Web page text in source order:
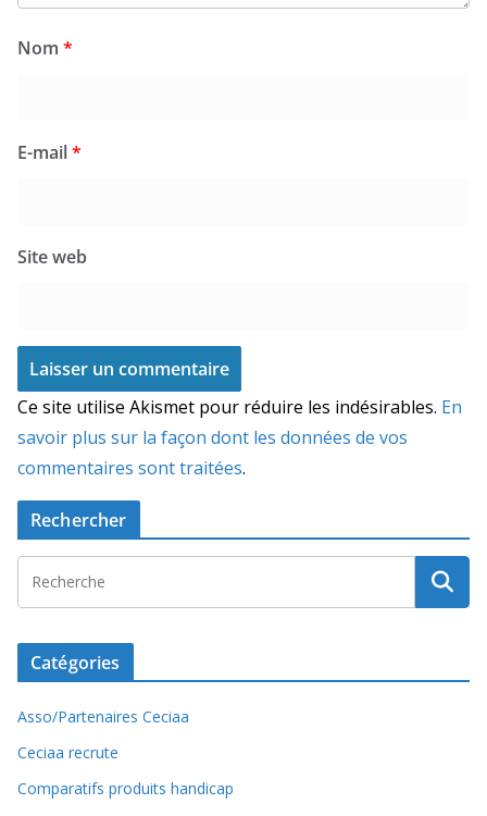
Nom *
E-mail*
Site web
Ce site utilise Akismet pour réduire les indésirables. En
savoir plus sur la façon dont les données de vos
commentaires sont traitées.
Rechercher
Catégories
Asso/Partenaires Ceciaa
Ceciaa recrute
Comparatifs produits handicap